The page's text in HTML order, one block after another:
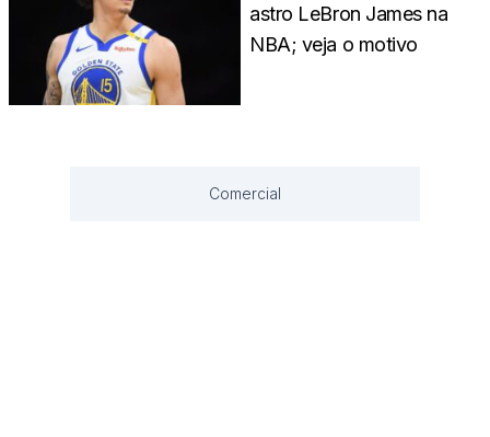
astro LeBron James na
NBA; veja o motivo
Comercial